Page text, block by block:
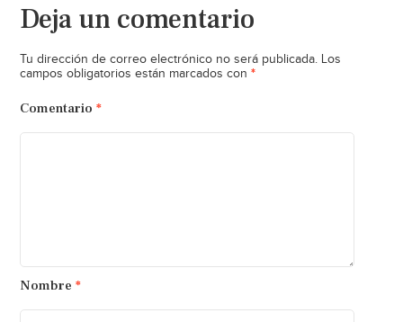
Deja un comentario
Tu dirección de correo electrónico no será publicada. Los
campos obligatorios están marcados con *
Comentario *
Nombre *